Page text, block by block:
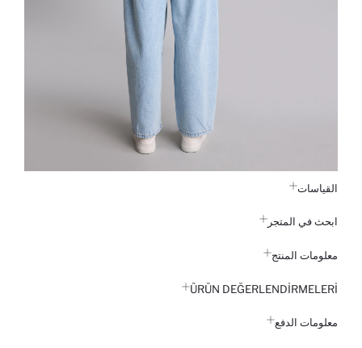
القياسات
ابحث في المتجر
معلومات المنتج
ÜRÜN DEĞERLENDİRMELERİ
معلومات الدفع